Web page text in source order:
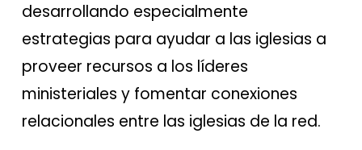
desarrollando especialmente
estrategias para ayudar a las iglesias a
proveer recursos a los líderes
ministeriales y fomentar conexiones
relacionales entre las iglesias de la red.